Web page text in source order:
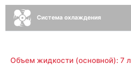
Система охлаждения
Объем жидкости (основной): 7 л